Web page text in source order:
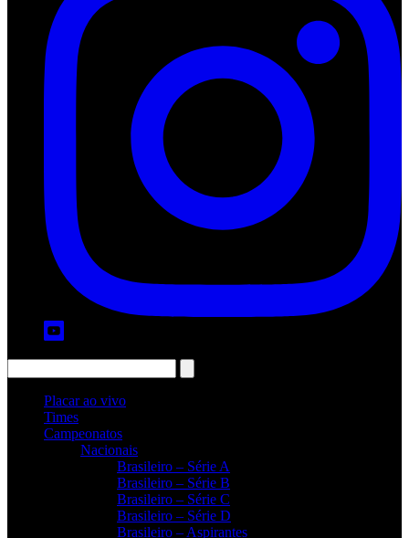
Placar ao vivo
Times
Campeonatos
Nacionais
Brasileiro – Série A
Brasileiro – Série B
Brasileiro – Série C
Brasileiro – Série D
Brasileiro – Aspirantes